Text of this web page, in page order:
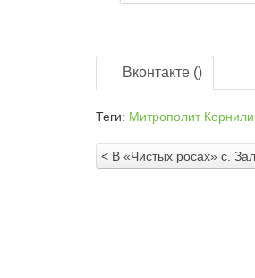
Вконтакте ()
Теги: Митрополит
< В «Чистых росах» с.